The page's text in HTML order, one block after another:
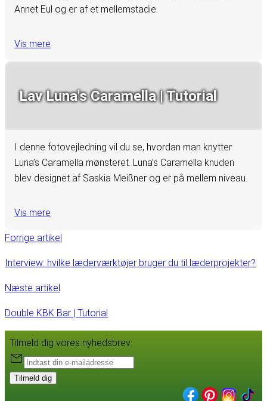
Annet Eul og er af et mellemstadie.
Vis mere
Lav Luna's Caramella | Tutorial
I denne fotovejledning vil du se, hvordan man knytter
Luna’s Caramella mønsteret. Luna’s Caramella knuden
blev designet af Saskia Meißner og er på mellem niveau.
Vis mere
Forrige artikel
Interview: hvilke læderværktøjer bruger du til læderprojekter?
Næste artikel
Double KBK Bar | Tutorial
Tilmeld dig vores nyhedsbrev:
Tilmeld dig